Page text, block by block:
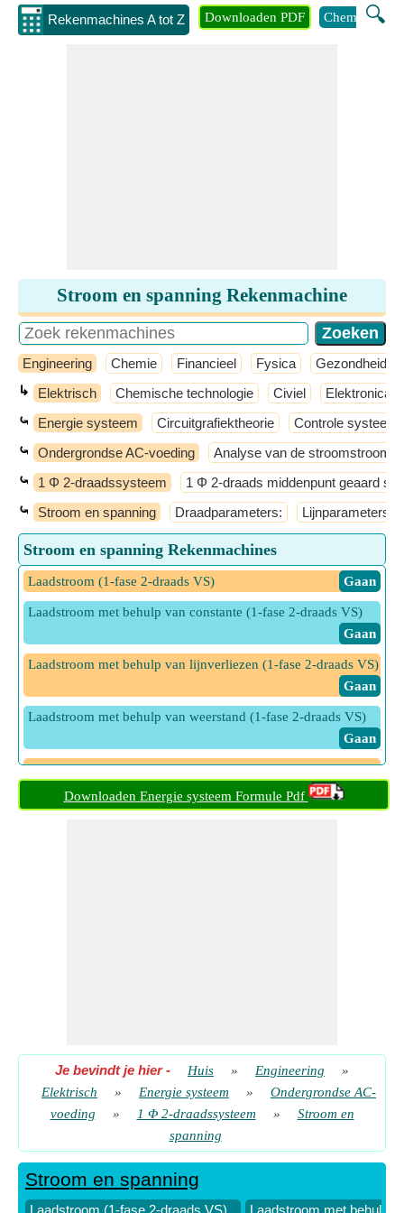
Rekenmachines A tot Z 🔍
Downloaden PDF Chemie
Stroom en spanning Rekenmachine
Engineering Chemie Financieel Fysica Gezondheid
↳ Elektrisch Chemische technologie Civiel Elektronica
⤿ Energie systeem Circuitgrafiektheorie Controle systeem
⤿ Ondergrondse AC-voeding Analyse van de stroomstroom
⤿ 1 Φ 2-draadssysteem 1 Φ 2-draads middenpunt geaard
⤿ Stroom en spanning Draadparameters: Lijnparameters
Stroom en spanning Rekenmachines
Laadstroom (1-fase 2-draads VS) ​ Gaan
Laadstroom met behulp van constante (1-fase 2-draads VS)
​ Gaan
Laadstroom met behulp van lijnverliezen (1-fase 2-draads VS)
​ Gaan
Laadstroom met behulp van weerstand (1-fase 2-draads VS)
​ Gaan
Maximale spanning bij gebruik van belastingsstroom (1-fase
2-draads VS)
​ Gaan
VS)
​ Gaan
RMS-spanning bij gebruik van constant (1-fase 2-draads VS)
RMS-spanning bij gebruik van het volume van het
geleidermateriaal (1-fase 2-draads VS)
Downloaden Energie systeem Formule Pdf
Je bevindt je hier- Huis » Engineering
»
Elektrisch
» Energie systeem »
Ondergrondse AC-
voeding
» 1 Φ 2-draadssysteem »
Stroom en
spanning
Stroom en spanning
Laadstroom (1-fase 2-draads VS) Laadstroom met behulp